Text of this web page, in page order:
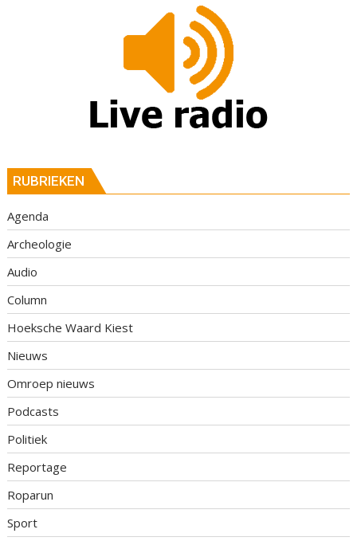
RUBRIEKEN
Agenda
Archeologie
Audio
Column
Hoeksche Waard Kiest
Nieuws
Omroep nieuws
Podcasts
Politiek
Reportage
Roparun
Sport